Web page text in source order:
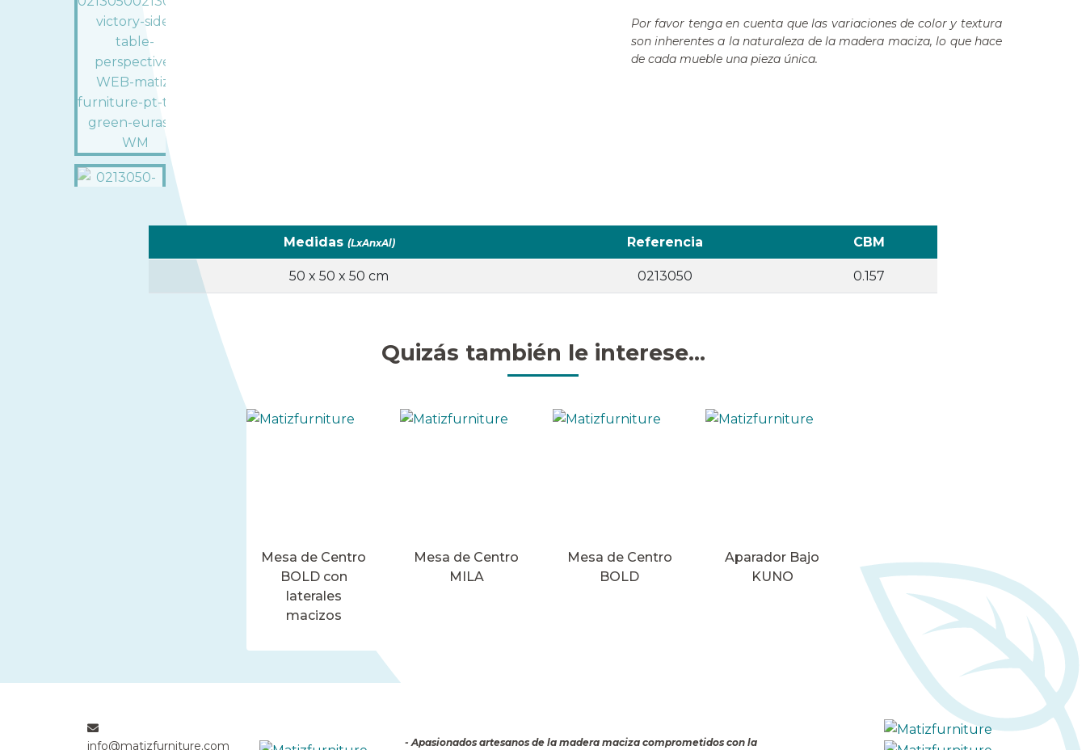
Por favor tenga en cuenta que las variaciones de color y textura
son inherentes a la naturaleza de la madera maciza, lo que hace
de cada mueble una pieza única.
Medidas (LxAnxAl) Referencia CBM
50 x 50 x 50 cm 0213050 0.157
Quizás también le interese...
Mesa de Centro
BOLD con
laterales
macizos
Mesa de Centro
MILA
Mesa de Centro
BOLD
Aparador Bajo
KUNO
info@matizfurniture.com - Apasionados artesanos de la madera maciza comprometidos con la